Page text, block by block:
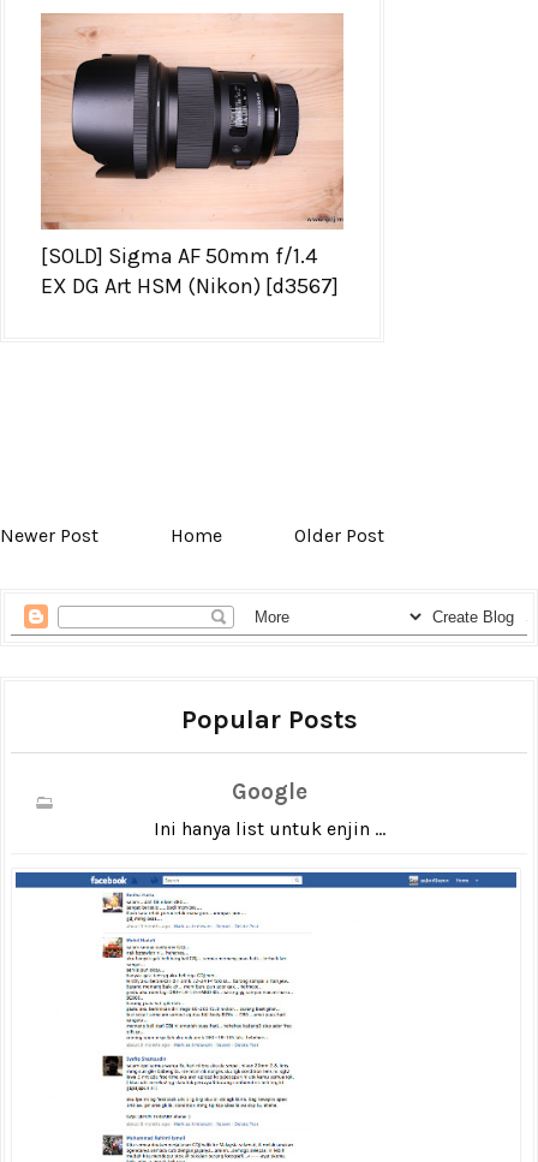
[SOLD] Sigma AF 50mm f/1.4
EX DG Art HSM (Nikon) [d3567]
Newer Post Home Older Post
Popular Posts
Google
Ini hanya list untuk enjin ...